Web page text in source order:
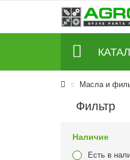
Масла и
Фильтр
Наличие
Есть в